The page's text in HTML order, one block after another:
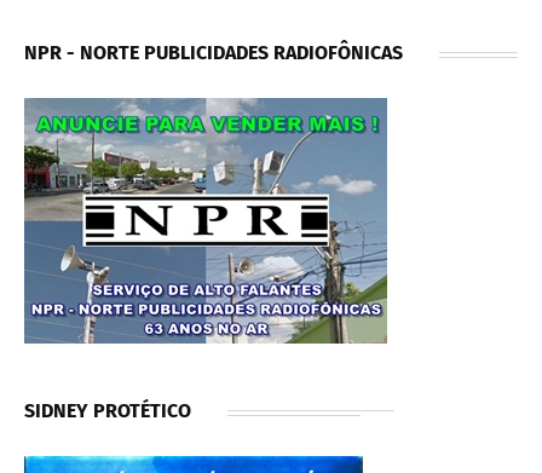
NPR - NORTE PUBLICIDADES RADIOFÔNICAS
SIDNEY PROTÉTICO